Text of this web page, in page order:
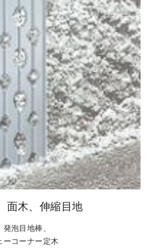
面木、伸縮目地
泡目地棒、
ーコーナー定木